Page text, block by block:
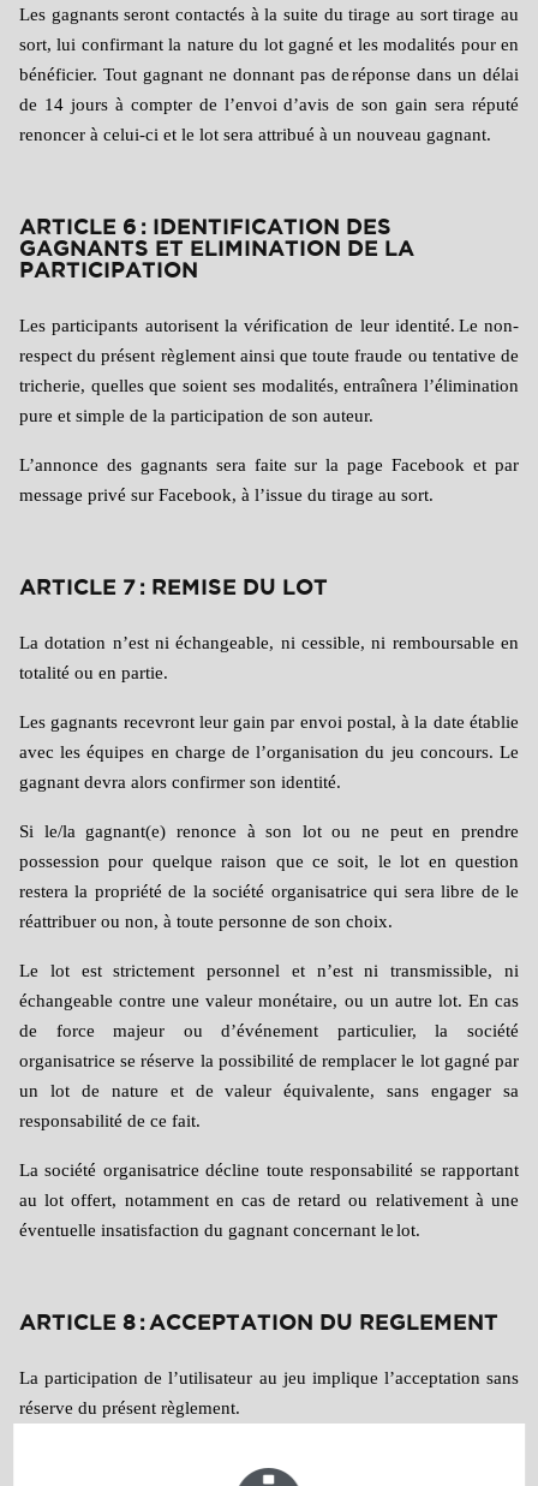
Les gagnants seront contactés à la suite du tirage au sort tirage au
sort, lui confirmant la nature du lot gagné et les modalités pour en
bénéficier. Tout gagnant ne donnant pas deréponse dans un délai
de 14 jours à compter de l’envoi d’avis de son gain sera réputé
renoncer à celui-ci et le lot sera attribué à un nouveau gagnant.
ARTICLE 6 : IDENTIFICATION DES
GAGNANTS ET ELIMINATION DE LA
PARTICIPATION
Les participants autorisent la vérification de leur identité. Le non-
respect du présent règlement ainsi que toute fraude ou tentative de
tricherie, quelles que soient ses modalités, entraînera l’élimination
pure et simple de la participation de son auteur.
L’annonce des gagnants sera faite sur la page Facebook et par
message privé sur Facebook, à l’issue du tirage au sort.
ARTICLE 7 : REMISE DU LOT
La dotation n’est ni échangeable, ni cessible, ni remboursable en
totalité ou en partie.
Les gagnants recevront leur gain par envoi postal, à la date établie
avec les équipes en charge de l’organisation du jeu concours. Le
gagnant devra alors confirmer son identité.
Si le/la gagnant(e) renonce à son lot ou ne peut en prendre
possession pour quelque raison que ce soit, le lot en question
restera la propriété de la société organisatrice qui sera libre de le
réattribuer ou non, à toute personne de son choix.
Le lot est strictement personnel et n’est ni transmissible, ni
échangeable contre une valeur monétaire, ou un autre lot. En cas
de force majeur ou d’événement particulier, la société
organisatrice se réserve la possibilité de remplacer le lot gagné par
un lot de nature et de valeur équivalente, sans engager sa
responsabilité de ce fait.
La société organisatrice décline toute responsabilité se rapportant
au lot offert, notamment en cas de retard ou relativement à une
éventuelle insatisfaction du gagnant concernant lelot.
ARTICLE 8 : ACCEPTATION DU REGLEMENT
La participation de l’utilisateur au jeu implique l’acceptation sans
réserve du présent règlement.